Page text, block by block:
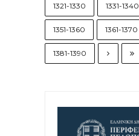
1321-1330 1331-1340
1351-1360 1361-1370
1381-1390